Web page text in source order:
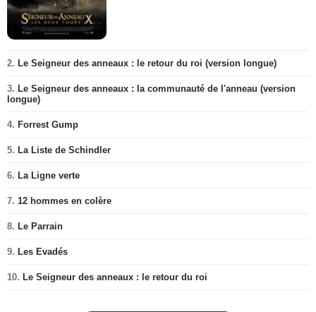
2. Le Seigneur des anneaux : le retour du roi (version longue)
3. Le Seigneur des anneaux : la communauté de l'anneau (version
longue)
4. Forrest Gump
5. La Liste de Schindler
6. La Ligne verte
7. 12 hommes en colère
8. Le Parrain
9. Les Evadés
10. Le Seigneur des anneaux : le retour du roi